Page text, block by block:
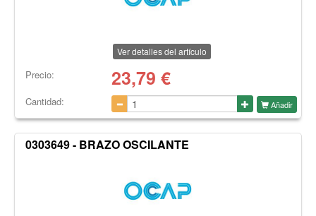
Ver detalles del artículo
Precio: 23,79 €
Cantidad: Añadir
0303649 - BRAZO OSCILANTE